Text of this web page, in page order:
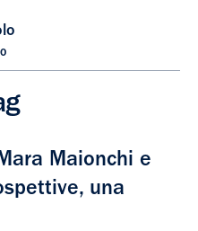
Maionchi e
una